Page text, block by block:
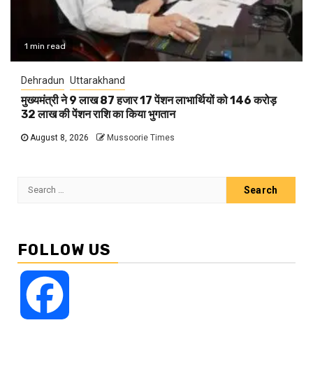
1 min read
Dehradun Uttarakhand
मुख्यमंत्री ने 9 लाख 87 हजार 17 पेंशन लाभार्थियों को 146 करोड़
32 लाख की पेंशन राशि का किया भुगतान
August 8, 2026 Mussoorie Times
Search
FOLLOW US